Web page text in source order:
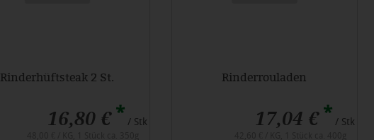
Rinderhüftsteak 2 St.
16,80 €* / Stk
Rinderrouladen
17,04 €* / Stk